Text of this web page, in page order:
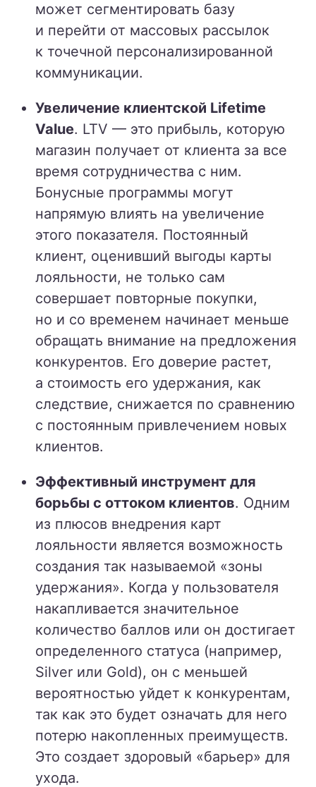
может сегментировать базу
и перейти от массовых рассылок
к точечной персонализированной
коммуникации.
Увеличение клиентской Lifetime
Value. LTV — это прибыль, которую
магазин получает от клиента за все
время сотрудничества с ним.
Бонусные программы могут
напрямую влиять на увеличение
этого показателя. Постоянный
клиент, оценивший выгоды карты
лояльности, не только сам
совершает повторные покупки,
но и со временем начинает меньше
обращать внимание на предложения
конкурентов. Его доверие растет,
а стоимость его удержания, как
следствие, снижается по сравнению
с постоянным привлечением новых
клиентов.
Эффективный инструмент для
борьбы с оттоком клиентов. Одним
из плюсов внедрения карт
лояльности является возможность
создания так называемой «зоны
удержания». Когда у пользователя
накапливается значительное
количество баллов или он достигает
определенного статуса (например,
Silver или Gold), он с меньшей
вероятностью уйдет к конкурентам,
так как это будет означать для него
потерю накопленных преимуществ.
Это создает здоровый «барьер» для
ухода.